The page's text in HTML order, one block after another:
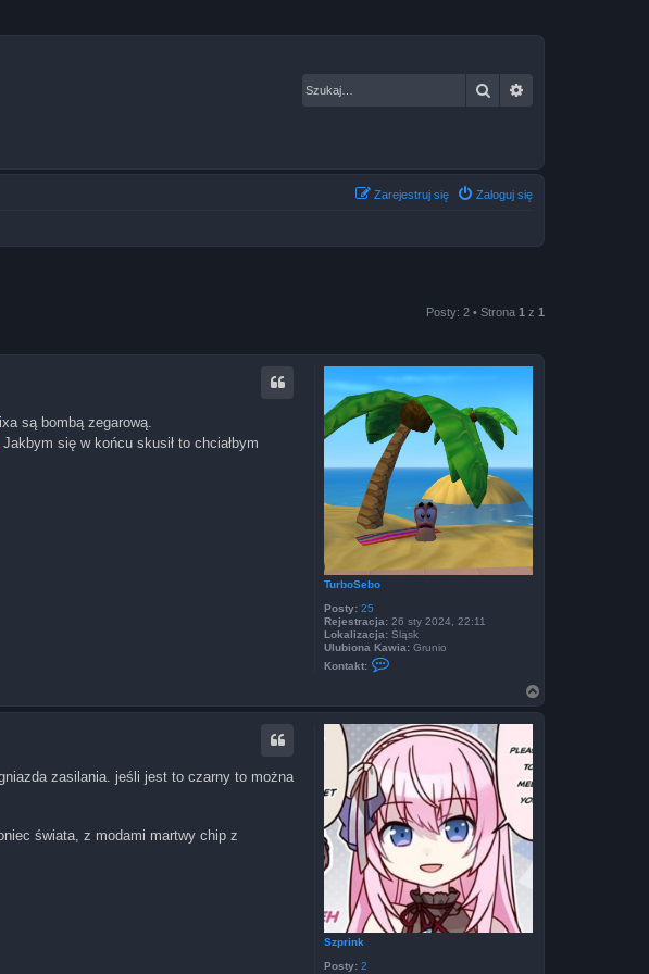
Szukaj
Zaloguj się
Zarejestruj się
Posty: 2 • Strona 1 z 1
TurboSebo
Posty: 25
Rejestracja: 26 sty 2024, 22:11
Lokalizacja: Śląsk
Ulubiona Kawia: Grunio
Kontakt:
t
a
k
u
j
s
i
ę
z
T
r
b
o
S
e
b
są bombą zegarową.
Jakbym się w końcu skusił to chciałbym
a
g
Szprink
Posty: 2
zasilania. jeśli jest to czarny to można
świata, z modami martwy chip z